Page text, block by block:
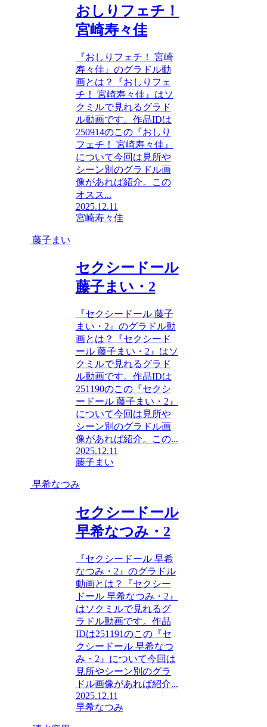
おしりフェチ！
宮崎寿々佳
『おしりフェチ！ 宮崎
寿々佳』のグラドル動
画とは？『おしりフェ
チ！ 宮崎寿々佳』はソ
クミルで見れるグラド
ル動画です。作品IDは
250914のこの『おしり
フェチ！ 宮崎寿々佳』
について今回は見所や
シーン別のグラドル画
像があれば紹介。この
オスス...
2025.12.11
宮崎寿々佳
藤子まい
セクシードール
藤子まい・2
『セクシードール 藤子
まい・2』のグラドル動
画とは？『セクシード
ール 藤子まい・2』はソ
クミルで見れるグラド
ル動画です。作品IDは
251190のこの『セクシ
ードール 藤子まい・2』
について今回は見所や
シーン別のグラドル画
像があれば紹介。この...
2025.12.11
藤子まい
早希なつみ
セクシードール
早希なつみ・2
『セクシードール 早希
なつみ・2』のグラドル
動画とは？『セクシー
ドール 早希なつみ・2』
はソクミルで見れるグ
ラドル動画です。作品
IDは251191のこの『セ
クシードール 早希なつ
み・2』について今回は
見所やシーン別のグラ
ドル画像があれば紹介...
2025.12.11
早希なつみ